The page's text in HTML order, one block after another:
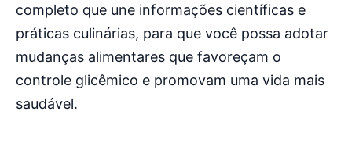
completo que une informações científicas e
práticas culinárias, para que você possa adotar
mudanças alimentares que favoreçam o
controle glicêmico e promovam uma vida mais
saudável.